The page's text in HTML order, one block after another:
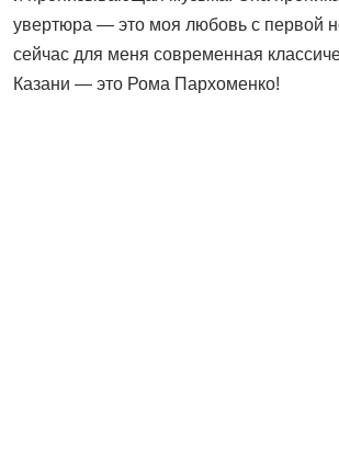
увертюра — это моя любовь с первой
сейчас для меня современная
Казани — это Рома Пархоменко!